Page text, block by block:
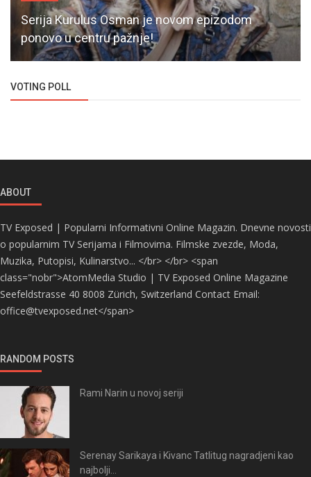
Serija Kurulus Osman je novom epizodom
ponovo u centru pažnje!
VOTING POLL
ABOUT
TV Exposed | Popularni Informativni Online Magazin. Dnevne novosti
o popularnim TV Serijama i Filmovima. Filmske zvezde, Moda,
Muzika, Putopisi, Kulinarstvo... </br> </br> <span
class="nobr">AtomMedia Studio | TV Exposed Online Magazine
Seefeldstrasse 40 8008 Zürich, Switzerland Contact Email:
office@tvexposed.net</span>
RANDOM POSTS
Rami Narin u novoj seriji
Serenay Sarikaya i Kivanc Tatlitug nagradjeni kao
najbolji...